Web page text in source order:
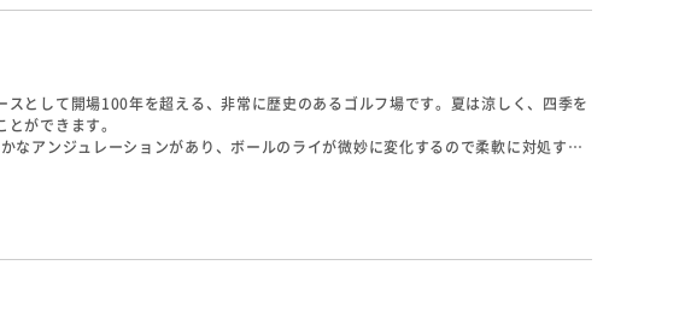
として開場100年を超える、非常に歴史のあるゴルフ場です。夏は涼しく、四季を
ができます。
なアンジュレーションがあり、ボールのライが微妙に変化するので柔軟に対処する
らベテランの方まで気軽にプレーを楽めます。